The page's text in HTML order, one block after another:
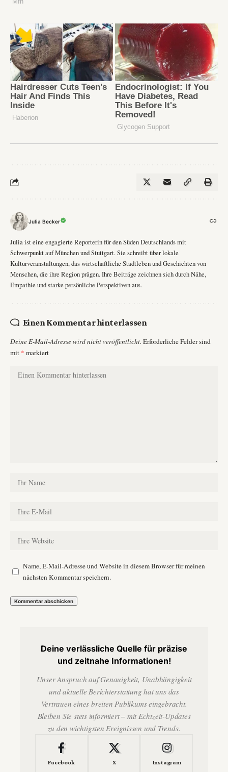
Julia Becker
Julia ist eine engagierte Reporterin für den Süden Deutschlands mit
Schwerpunkt auf München und Stuttgart. Sie schreibt über lokale
Kulturveranstaltungen, das wirtschaftliche Stadtleben und Geschichten von
Menschen, die ihre Region prägen. Ihre Beiträge zeichnen sich durch Nähe,
Empathie und starke persönliche Perspektiven aus.
Einen Kommentar hinterlassen
Deine E-Mail-Adresse wird nicht veröffentlicht. Erforderliche Felder sind
mit * markiert
Name, E-Mail-Adresse und Website in diesem Browser für meinen
nächsten Kommentar speichern.
Deine verlässliche Quelle für präzise
und zeitnahe Informationen!
Unser Anspruch auf Genauigkeit, Unabhängigkeit
und aktuelle Berichterstattung hat uns das
Vertrauen eines breiten Publikums eingebracht.
Bleiben Sie stets informiert – mit Echtzeit-Updates
zu den wichtigsten Ereignissen und Trends.
Facebook X Instagram